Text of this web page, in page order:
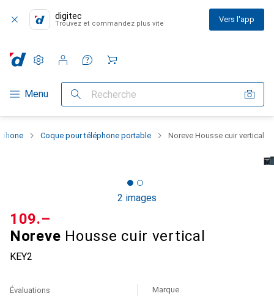
digitec
Trouvez et commandez plus vite Vers l'app
Navigation par catégorie
Menu Recherche
Paramètres
Compte client
Listes de comparaison
Listes d'envies
Panier
Coque pour téléphone portable Noreve Housse cuir vertical
2 images
Noreve Housse cuir vertical
KEY2
CHF
109.–
Évaluations Marque